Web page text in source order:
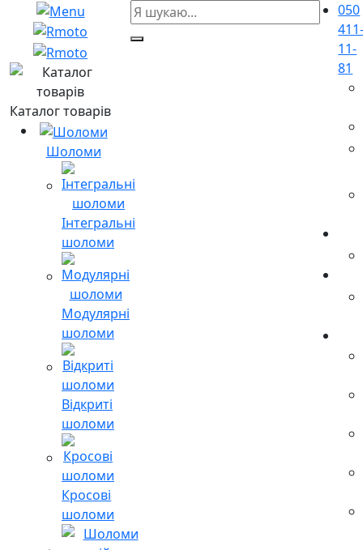
Каталог товарів
Шоломи
Інтегральні
шоломи
Модулярні
шоломи
Відкриті
шоломи
Кросові
шоломи
050
11-
81